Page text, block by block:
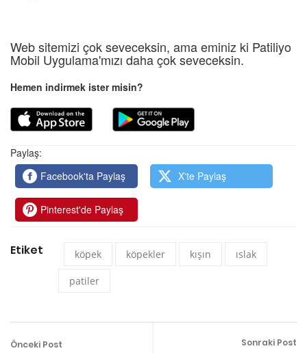
Web sitemizi çok seveceksin, ama eminiz ki Patiliyo
Mobil Uygulama'mızı daha çok seveceksin.
Hemen indirmek ister misin?
Paylaş:
Facebook'ta Paylaş
X'te Paylaş
Pinterest'de Paylaş
Etiket köpek köpekler kışın ıslak
patiler
Önceki Post Sonraki Post